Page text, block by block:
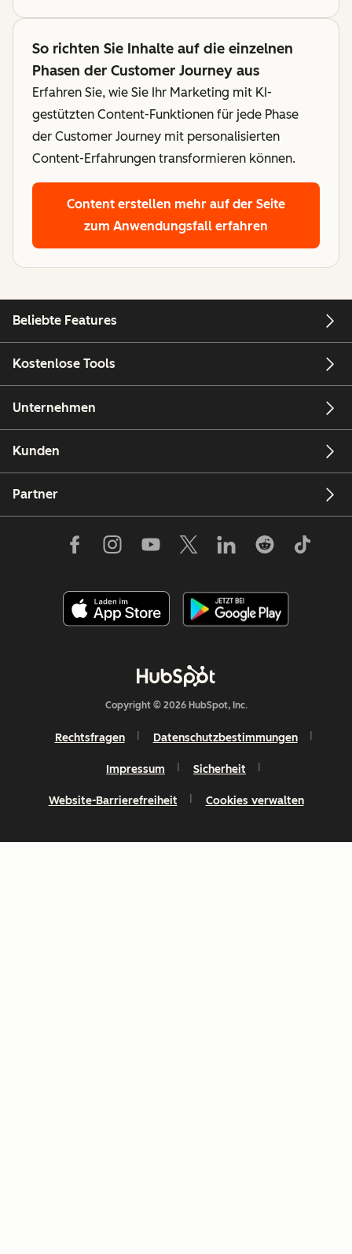
So richten Sie Inhalte auf die einzelnen
Phasen der Customer Journey aus
Erfahren Sie, wie Sie Ihr Marketing mit KI-
gestützten Content-Funktionen für jede Phase
der Customer Journey mit personalisierten
Content-Erfahrungen transformieren können.
Content erstellen mehr auf der Seite
zum Anwendungsfall erfahren
Beliebte Features
Kostenlose Tools
Unternehmen
Kunden
Partner
Copyright © 2026 HubSpot, Inc.
Rechtsfragen Datenschutzbestimmungen
Impressum Sicherheit
Website-Barrierefreiheit Cookies verwalten